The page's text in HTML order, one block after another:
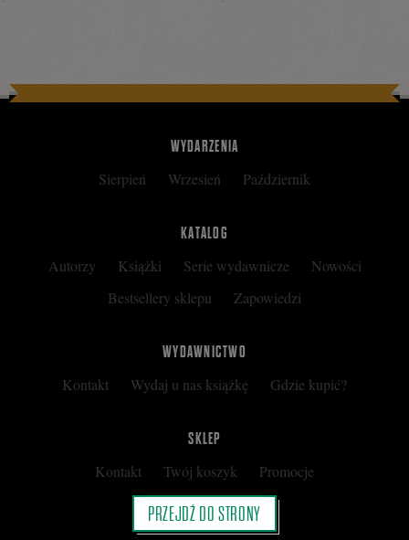
WYDARZENIA
Sierpień Wrzesień Październik
KATALOG
Autorzy Książki Serie wydawnicze
Nowości
Bestsellery sklepu
Zapowiedzi
WYDAWNICTWO
Kontakt Wydaj u nas książkę Gdzie kupić?
SKLEP
Kontakt Twój koszyk
Promocje
Kup kartę podarunkową
Nota prawna
Regulamin
Polityka prywatności
PRZEJDŹ DO STRONY